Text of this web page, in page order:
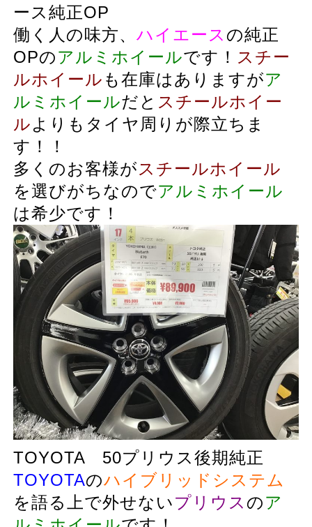
ース純正OP
働く人の味方、 ハイエース の純正
OPのアルミホイールです！ スチー
ルホイール も在庫はありますがア
ルミホイールだと スチールホイー
ルよりもタイヤ周りが際立ちま
す！！
多くのお客様がスチールホイール
を選びがちなのでアルミホイール
は希少です！
TOYOTA 50プリウス後期純正
TOYOTAのハイブリッドシステム
を語る上で外せないプリウス のア